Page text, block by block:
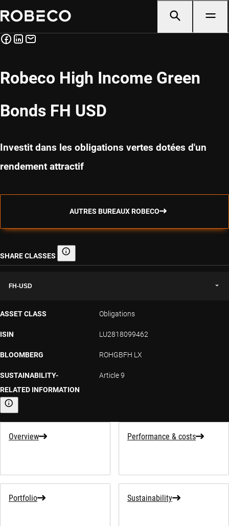
Robeco High Income Green
Bonds FH USD
Investit dans les obligations vertes dotées d'un
rendement attractif
AUTRES BUREAUX ROBECO
SHARE CLASSES Share classes
FH-USD
ASSET CLASS Obligations
ISIN LU2818099462
BLOOMBERG ROHGBFH LX
SUSTAINABILITY-
RELATED INFORMATION
Sustainability-related information
Article 9
Overview Performance & costs
Portfolio Sustainability